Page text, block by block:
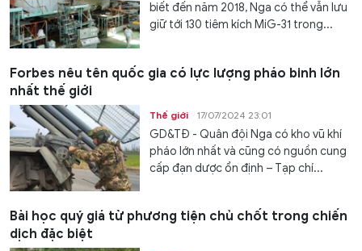
biết đến năm 2018, Nga có thể vẫn lưu
giữ tới 130 tiêm kích MiG-31 trong...
Forbes nêu tên quốc gia có lực lượng pháo binh lớn
nhất thế giới
Thế giới 17/07/2024 23:01
GD&TĐ - Quân đội Nga có kho vũ khí
pháo lớn nhất và cũng có nguồn cung
cấp đạn dược ổn định – Tạp chí...
Bài học quý giá từ phương tiện chủ chốt trong chiến
dịch đặc biệt